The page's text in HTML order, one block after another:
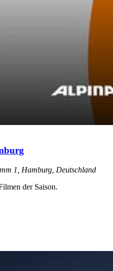
1, Hamburg, Deutschland
der Saison.